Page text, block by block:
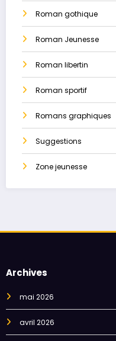
Roman gothique
Roman Jeunesse
Roman libertin
Roman sportif
Romans graphiques
Suggestions
Zone jeunesse
Archives
mai 2026
avril 2026